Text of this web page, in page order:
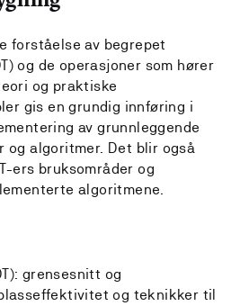
forståelse av begrepet
og de operasjoner som hører
og praktiske
gis en grundig innføring i
av grunnleggende
og algoritmer. Det blir også
ers bruksområder og
algoritmene.
grensesnitt og
og teknikker til